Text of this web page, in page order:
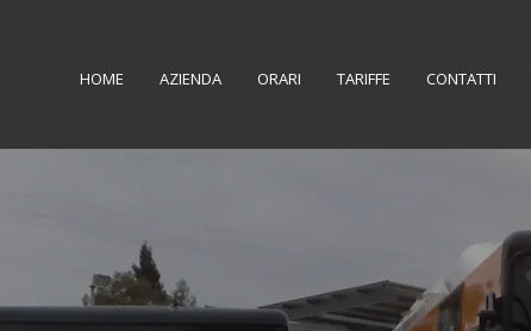
HOME AZIENDA ORARI TARIFFE CONTATTI